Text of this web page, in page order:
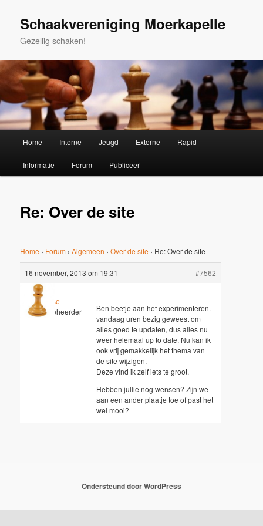
primaire
Schaakvereniging Moerkapelle
Gezellig schaken!
Home Interne Jeugd Externe Rapid
Informatie Forum Publiceer
Re: Over de site
Home › Forum › Algemeen › Over de site › Re: Over de site
16 november, 2013 om 19:31 #7562
Jesse
Sleutelbeheerder
Ben beetje aan het experimenteren.
vandaag uren bezig geweest om
alles goed te updaten, dus alles nu
weer helemaal up to date. Nu kan ik
ook vrij gemakkelijk het thema van
de site wijzigen.
Deze vind ik zelf iets te groot.
Hebben jullie nog wensen? Zijn we
aan een ander plaatje toe of past het
wel mooi?
Ondersteund door WordPress